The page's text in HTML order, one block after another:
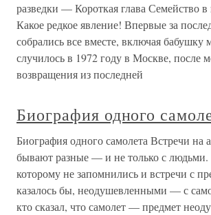
разведки — Короткая глава Семейство
Какое редкое явление! Впервые за
собрались все вместе, включая бабушку
случилось в 1972 году в Москве, после
возвращения из последней
Биография одного
Биография одного самолета Встречи на
бывают разные — и не только с людьми.
которому не запомнились и встречи с
казалось бы, неодушевленными — с
кто сказал, что самолет — предмет